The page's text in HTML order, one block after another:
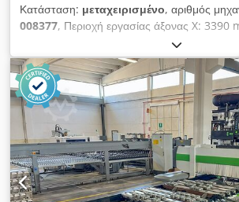
Κατάσταση: μεταχειρισμένο, αριθμός
008377, Περιοχή εργασίας άξονας X: 3390
εργασίας άξονας Y: 1570 mm Επίπεδο
κονσόλας κενού Ισχύς κύριας ατράκτου: 13
ελεγχόμενων αξόνων: 4 άξονες Αριθμός
32 Αριθμός θέσεων εργαλείων: 10